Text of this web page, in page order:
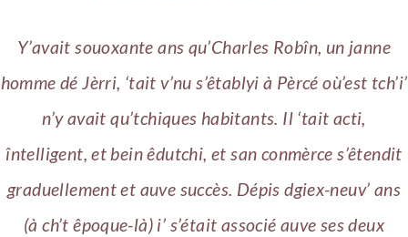
Y’avait souoxante ans qu’Charles Robîn, un janne
homme dé Jèrri, ‘tait v’nu s’êtablyi à Pèrcé où’est tch’i’
n’y avait qu’tchiques habitants. Il ‘tait acti,
întelligent, et bein êdutchi, et san conmèrce s’êtendit
graduellement et auve succès. Dépis dgiex-neuv’ ans
(à ch’t êpoque-là) i’ s’était associé auve ses deux